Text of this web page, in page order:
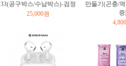
33(공구박스/수납박스)-검정
25,000원
만들기(곤충/
증